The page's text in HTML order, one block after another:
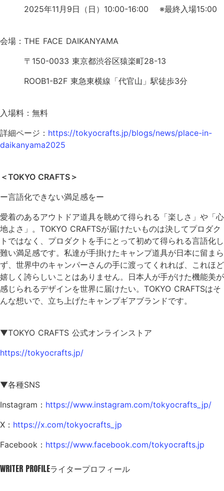
2025年11月9日（日）10:00-16:00 ※最終入場15:00
会場：THE FACE DAIKANYAMA
〒150-0033 東京都渋⾕区猿楽町28-13
ROOB1-B2F 東急東横線「代官⼭」駅徒歩3分
入場料：無料
詳細ページ： https://tokyocrafts.jp/blogs/news/place-in-
daikanyama2025
＜TOKYO CRAFTS＞
ー言語化できない満足感をー
愛着のあるアウトドア道具を眺めて得られる「楽しさ」や「心
地よさ」。TOKYO CRAFTSが届けたいものは決してプロダク
トではなく、プロダクトを手にとって初めて得られる言語化し
難い満足感です。私達が手掛けたキャンプ道具が日本に留まら
ず、世界中のキャンパーさんの手に渡ってくれれば、これほど
嬉しく誇らしいことはありません。日本人が手がけた機能美が
感じられるデザインを世界に届けたい。TOKYO CRAFTSはそ
んな想いで、立ち上げたキャンプギアブランドです。
▼TOKYO CRAFTS 公式オンラインストア
https://tokyocrafts.jp/
▼各種SNS
Instagram： https://www.instagram.com/tokyocrafts_jp/
X： https://x.com/tokyocrafts_jp
Facebook： https://www.facebook.com/tokyocrafts.jp
WRITER PROFILEライタープロフィール